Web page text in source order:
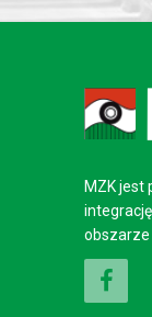
MZK jest